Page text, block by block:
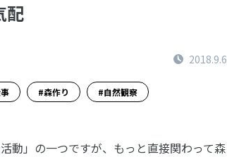
2018.9.6
配
森作り 自然観察
動」の一つですが、もっと直接関わって森